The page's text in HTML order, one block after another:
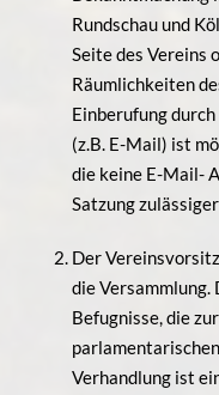
Rundschau und
Seite des Vereins
Räumlichkeiten
Einberufung
(z.B. E-Mail) ist
die keine E-Mail-
Satzung
Der
die
Befugnisse, die
Verhandlung ist